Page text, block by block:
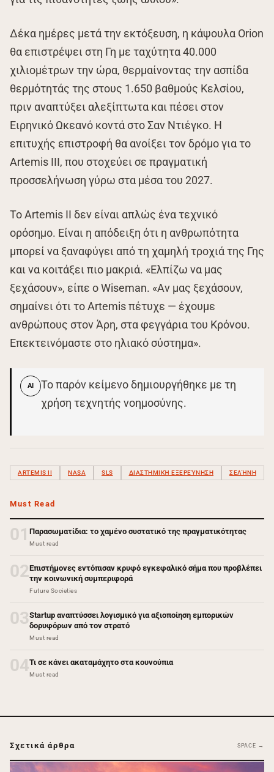
Δέκα ημέρες μετά την εκτόξευση, η κάψουλα Orion
θα επιστρέψει στη Γη με ταχύτητα 40.000
χιλιομέτρων την ώρα, θερμαίνοντας την ασπίδα
θερμότητάς της στους 1.650 βαθμούς Κελσίου,
πριν αναπτύξει αλεξίπτωτα και πέσει στον
Ειρηνικό Ωκεανό κοντά στο Σαν Ντιέγκο. Η
επιτυχής επιστροφή θα ανοίξει τον δρόμο για το
Artemis III, που στοχεύει σε πραγματική
προσσελήνωση γύρω στα μέσα του 2027.
Το Artemis II δεν είναι απλώς ένα τεχνικό
ορόσημο. Είναι η απόδειξη ότι η ανθρωπότητα
μπορεί να ξαναφύγει από τη χαμηλή τροχιά της Γης
και να κοιτάξει πιο μακριά. «Ελπίζω να μας
ξεχάσουν», είπε ο Wiseman. «Αν μας ξεχάσουν,
σημαίνει ότι το Artemis πέτυχε — έχουμε
ανθρώπους στον Άρη, στα φεγγάρια του Κρόνου.
Επεκτεινόμαστε στο ηλιακό σύστημα».
AI
Το παρόν κείμενο δημιουργήθηκε με τη
χρήση τεχνητής νοημοσύνης.
ARTEMIS II NASA SLS ΔΙΑΣΤΗΜΙΚΉ ΕΞΕΡΕΎΝΗΣΗ ΣΕΛΉΝΗ
Must Read
01 Παρασωματίδια: το χαμένο συστατικό της πραγματικότητας
Must read
02Επιστήμονες εντόπισαν κρυφό εγκεφαλικό σήμα που προβλέπει
την κοινωνική συμπεριφορά
Future Societies
03Startup αναπτύσσει λογισμικό για αξιοποίηση εμπορικών
δορυφόρων από τον στρατό
Must read
04Τι σε κάνει ακαταμάχητο στα κουνούπια
Must read
Σχετικά άρθρα SPACE →